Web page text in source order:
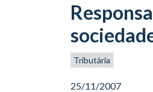
Tributária
25/11/2007